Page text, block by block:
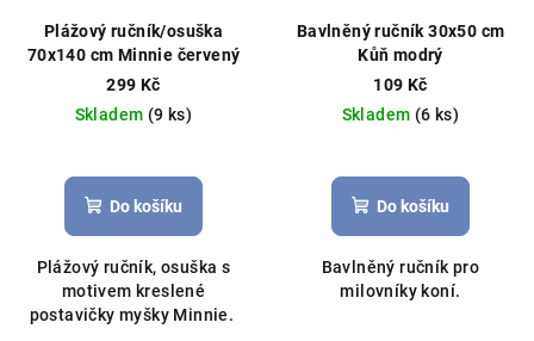
Plážový ručník/osuška
70x140 cm Minnie červený
299 Kč
Skladem (9 ks)
Do košíku
Plážový ručník, osuška s
motivem kreslené
postavičky myšky Minnie.
Bavlněný ručník 30x50 cm
Kůň modrý
109 Kč
Skladem (6 ks)
Do košíku
Bavlněný ručník pro
milovníky koní.